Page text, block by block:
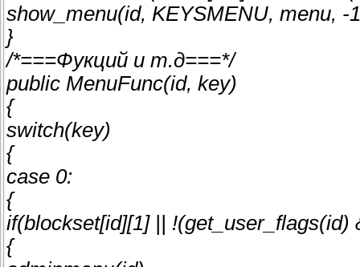
show_menu(id, KEYSMENU, menu, -
}
/*===Фукций и т.д===*/
public MenuFunc(id, key)
{
switch(key)
{
case 0:
{
if(blockset[id][1] ||
{